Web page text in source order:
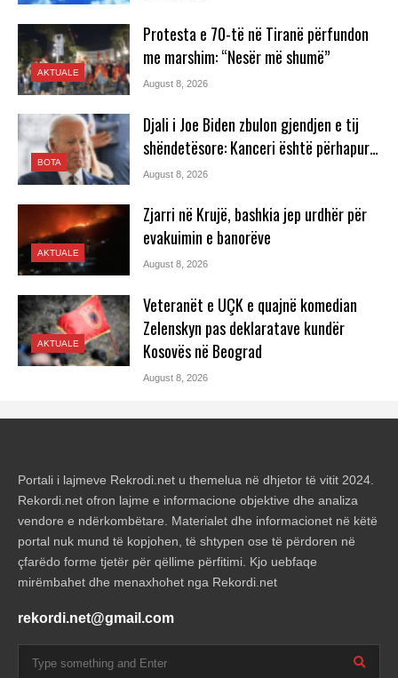
AKTUALE
Protesta e 70-të në Tiranë përfundon
me marshim: “Nesër më shumë”
August 8, 2026
BOTA
Djali i Joe Biden zbulon gjendjen e tij
shëndetësore: Kanceri është përhapur…
August 8, 2026
AKTUALE
Zjarri në Krujë, bashkia jep urdhër për
evakuimin e banorëve
August 8, 2026
AKTUALE
Veteranët e UÇK e quajnë komedian
Zelenskyn pas deklaratave kundër
Kosovës në Beograd
August 8, 2026
Portali i lajmeve Rekrodi.net u themelua në dhjetor të vitit 2024.
Rekordi.net ofron lajme e informacione objektive dhe analiza
vendore e ndërkombëtare. Materialet dhe informacionet në këtë
portal nuk mund të kopjohen, të shtypen ose të përdoren në
çfarëdo forme tjetër për qëllime përfitimi. Kjo uebfaqe
mirëmbahet dhe menaxhohet nga Rekordi.net
rekordi.net@gmail.com